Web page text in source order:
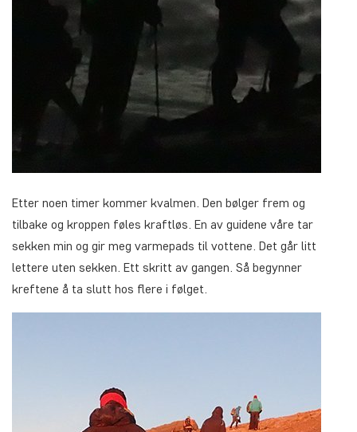
Etter noen timer kommer kvalmen. Den bølger frem og
tilbake og kroppen føles kraftløs. En av guidene våre tar
sekken min og gir meg varmepads til vottene. Det går litt
lettere uten sekken. Ett skritt av gangen. Så begynner
kreftene å ta slutt hos flere i følget.